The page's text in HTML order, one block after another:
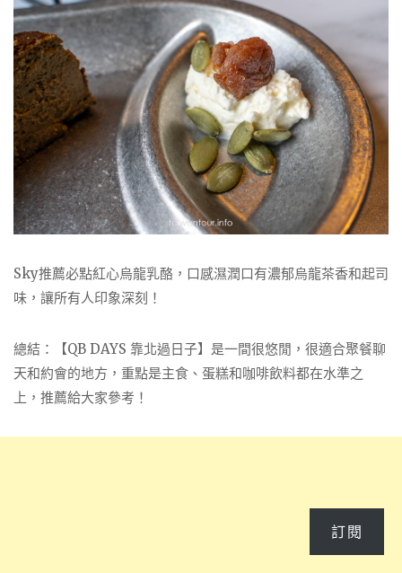
Sky推薦必點紅心烏龍乳酪，口感濕潤口有濃郁烏龍茶香和起司
味，讓所有人印象深刻！
總結：【QB DAYS 靠北過日子】是一間很悠閒，很適合聚餐聊
天和約會的地方，重點是主食、蛋糕和咖啡飲料都在水準之
上，推薦給大家參考！
訂閱